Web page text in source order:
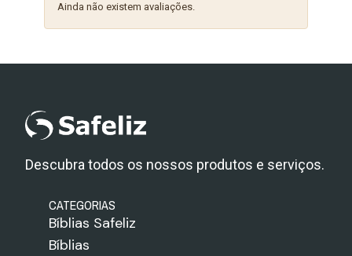
Ainda não existem avaliações.
Descubra todos os nossos produtos e serviços.
CATEGORIAS
Bíblias Safeliz
Bíblias